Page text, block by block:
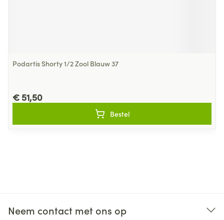
Podartis Shorty 1/2 Zool Blauw 37
€ 51,50
Bestel
Neem contact met ons op